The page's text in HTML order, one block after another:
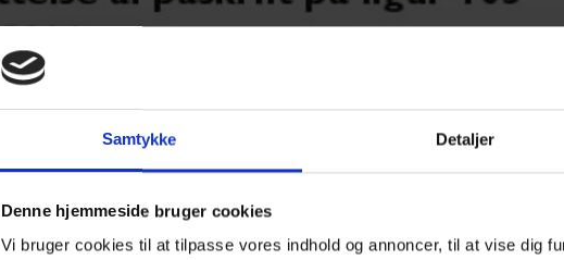
Samtykke Detaljer
Denne hjemmeside bruger cookies
Vi bruger cookies til at tilpasse vores indhold og annoncer, til at vise dig